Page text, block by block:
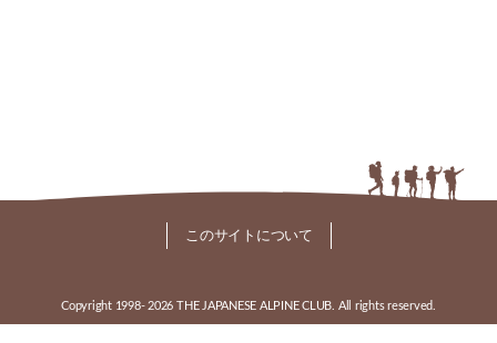
このサイトについて
Copyright 1998- 2026 THE JAPANESE ALPINE CLUB. All rights reserved.